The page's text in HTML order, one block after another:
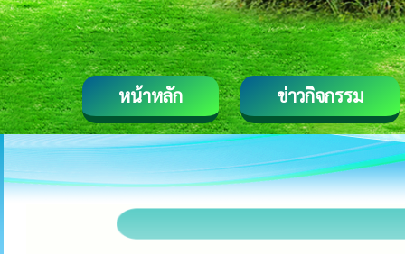
หน้าหลัก ข่าวกิจกรรม